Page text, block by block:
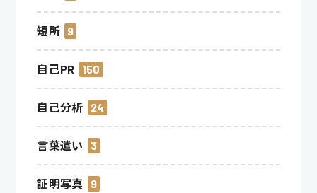
短所 9
自己PR 150
自己分析 24
言葉遣い 3
証明写真 9